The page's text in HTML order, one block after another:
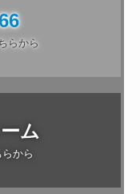
らから
ム
から